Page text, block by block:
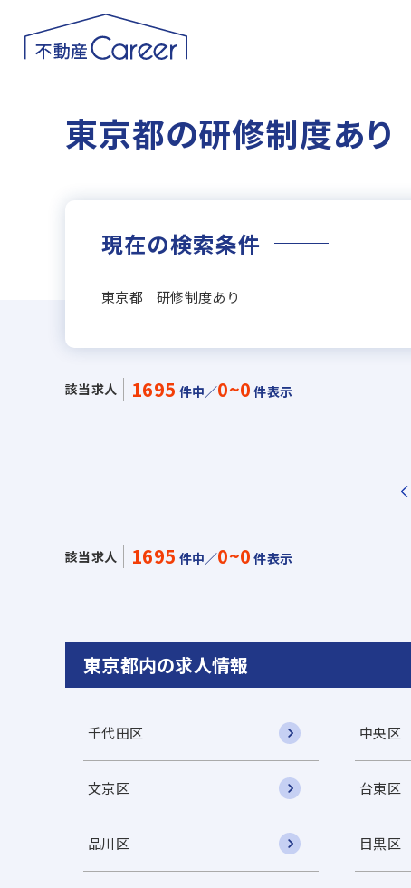
東京都の研修制度あ
現在の検索条件
東京都 研修制度あり
該当求人 1695 件中／0~0 件表示
該当求人 1695 件中／0~0 件表示
東京都内の求人情報
千代田区 中央区
文京区 台東区
品川区 目黒区